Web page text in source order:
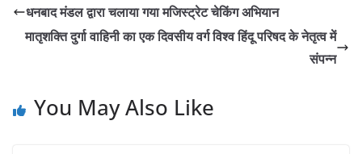
धनबाद मंडल द्वारा चलाया गया मजिस्ट्रेट चेकिंग अभियान
मातृशक्ति दुर्गा वाहिनी का एक दिवसीय वर्ग विश्व हिंदू परिषद के नेतृत्व में
संपन्न
You May Also Like